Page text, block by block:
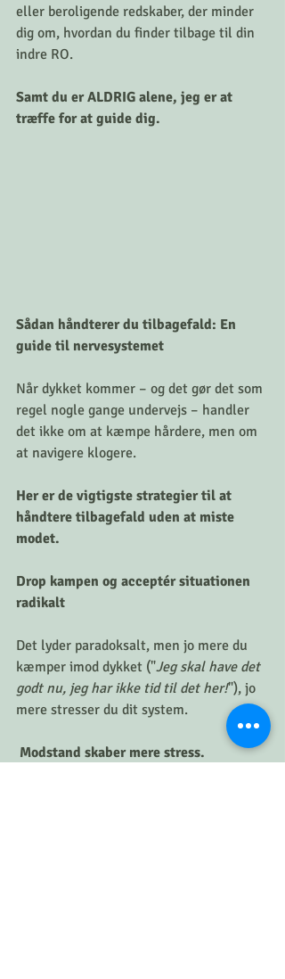
eller beroligende redskaber, der minder
dig om, hvordan du finder tilbage til din
indre RO.
Samt du er ALDRIG alene, jeg er at
træffe for at guide dig.
Sådan håndterer du tilbagefald: En
guide til nervesystemet
Når dykket kommer – og det gør det som
regel nogle gange undervejs – handler
det ikke om at kæmpe hårdere, men om
at navigere klogere.
Her er de vigtigste strategier til at
håndtere tilbagefald uden at miste
modet.
Drop kampen og acceptér situationen
radikalt
Det lyder paradoksalt, men jo mere du
kæmper imod dykket ("Jeg skal have det
godt nu, jeg har ikke tid til det her!"), jo
mere stresser du dit system.
Modstand skaber mere stress.